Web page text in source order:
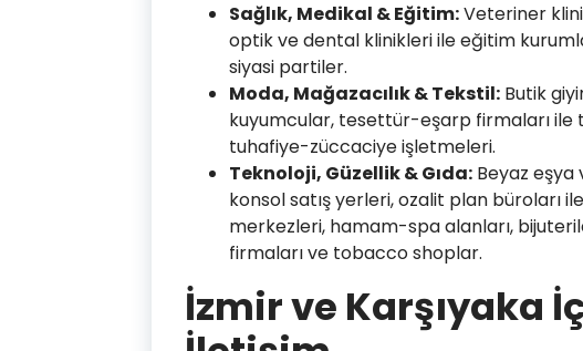
Sağlık, Medikal & Eğitim:Veteriner
optik ve dental klinikleri ile eğitim
siyasi partiler.
Moda, Mağazacılık & Tekstil: Butik
kuyumcular, tesettür-eşarp firmaları ile
tuhafiye-züccaciye işletmeleri.
Teknoloji, Güzellik & Gıda: Beyaz eşya
konsol satış yerleri, ozalit plan büroları
merkezleri, hamam-spa alanları,
firmaları ve tobacco shoplar.
İzmir ve Karşıyaka